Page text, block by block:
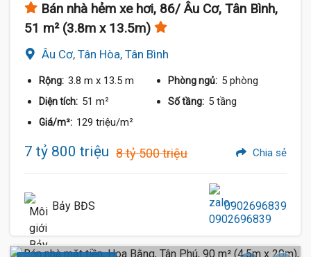
Bán nhà hẻm xe hơi, 86/ Âu Cơ, Tân Bình,
51 m² (3.8m x 13.5m)
Âu Cơ, Tân Hòa, Tân Bình
Rộng: 3.8 m x 13.5 m Phòng ngủ: 5 phòng
Diện tích: 51 m² Số tầng: 5 tầng
Giá/m²: 129 triệu/m²
7 tỷ 800 triệu 8 tỷ 500 triệu Chia sẻ
Bảy BĐS 0902696839